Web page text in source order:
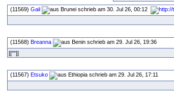
(11569) Gail schrieb am 30. Jul 26, 00:12
(11568) Breanna
schrieb am 29. Jul 26, 19:36
[[""]]
(11567) Etsuko schrieb am 29. Jul 26, 17:11